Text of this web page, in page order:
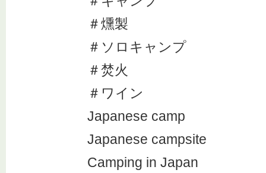
＃燻製
＃ソロキャンプ
＃焚火
＃ワイン
Japanese camp
Japanese campsite
Camping in Japan